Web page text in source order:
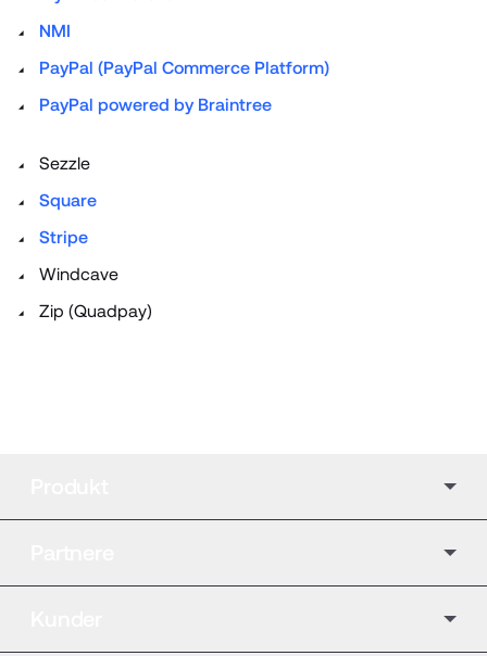
NMI
PayPal (PayPal Commerce Platform)
PayPal powered by Braintree
Sezzle
Square
Stripe
Windcave
Zip (Quadpay)